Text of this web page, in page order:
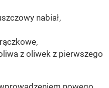
nabiał,
z oliwek z pierwszego